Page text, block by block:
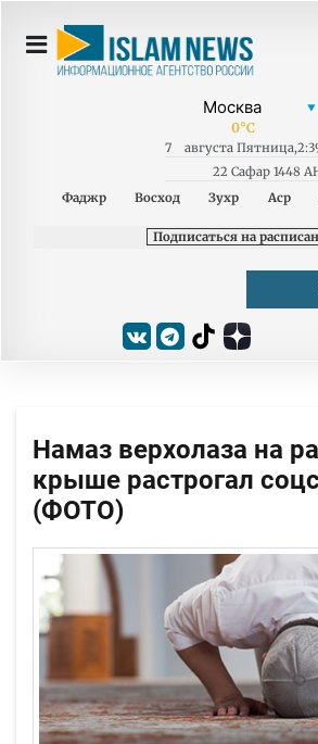
0°C
7 августа Пятница,
22 Сафар 1448
Фаджр
Восход Зухр Аср
Подписаться на
Намаз верхолаза на
крыше растрогал
(ФОТО)